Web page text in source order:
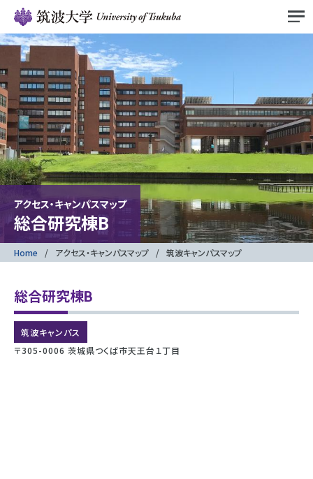
アクセス・キャンパスマップ
総合研究棟B
Home アクセス・キャンパスマップ 筑波キャンパスマップ
総合研究棟B
筑波キャンパス
〒305-0006 茨城県つくば市天王台１丁目